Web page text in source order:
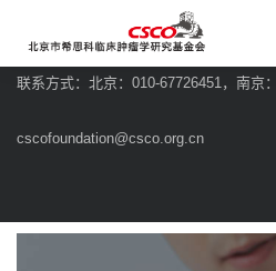
联系方式：北京：010-67726451，南
cscofoundation@csco.org.cn